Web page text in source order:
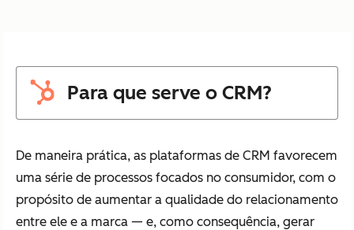
Para que serve o CRM?
De maneira prática, as plataformas de CRM favorecem
uma série de processos focados no consumidor, com o
propósito de aumentar a qualidade do relacionamento
entre ele e a marca — e, como consequência, gerar